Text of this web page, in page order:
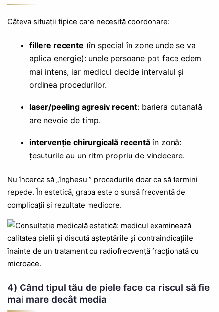
Câteva situații tipice care necesită coordonare:
fillere recente (în special în zone unde se va
aplica energie): unele persoane pot face edem
mai intens, iar medicul decide intervalul și
ordinea procedurilor.
laser/peeling agresiv recent: bariera cutanată
are nevoie de timp.
intervenție chirurgicală recentăîn zonă:
țesuturile au un ritm propriu de vindecare.
Nu încerca să „înghesui” procedurile doar ca să termini
repede. În estetică, graba este o sursă frecventă de
complicații și rezultate mediocre.
4) Când tipul tău de piele face ca riscul să fie
mai mare decât media